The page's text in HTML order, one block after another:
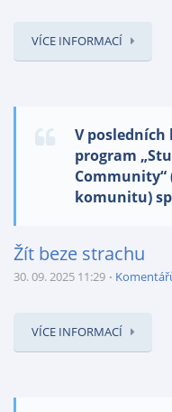
VÍCE INFORMACÍ
V posledních
program
komunitu)
Žít beze strachu
30. 09. 2025 11:29
VÍCE INFORMACÍ